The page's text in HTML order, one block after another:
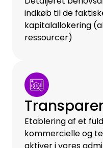
indkøb til de
kapitalallokering
ressourcer)
Etablering af et
kommercielle og
aktiver i vores